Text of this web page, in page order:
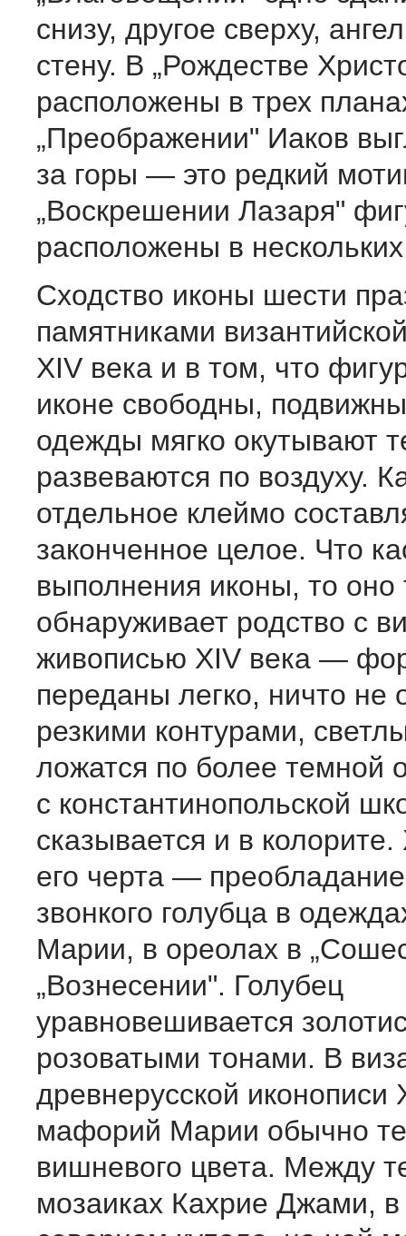
снизу, другое сверху,
стену. В „Рождестве
расположены в трех
„Преображении" Иаков
за горы — это редкий
„Воскрешении Лазаря"
расположены в
Сходство иконы шести
памятниками
XIV века и в том, что
иконе свободны,
одежды мягко окутывают
развеваются по воздуху.
отдельное клеймо
законченное целое. Что
выполнения иконы, то оно
обнаруживает родство с
живописью XIV века —
переданы легко, ничто не
резкими контурами,
ложатся по более темной
с константинопольской
сказывается и в
его черта — преобладание
звонкого голубца в
Марии, в ореолах в
„Вознесении". Голубец
уравновешивается
розоватыми тонами. В
древнерусской
мафорий Марии обычно
вишневого цвета. Между
мозаиках Кахрие Джами, в